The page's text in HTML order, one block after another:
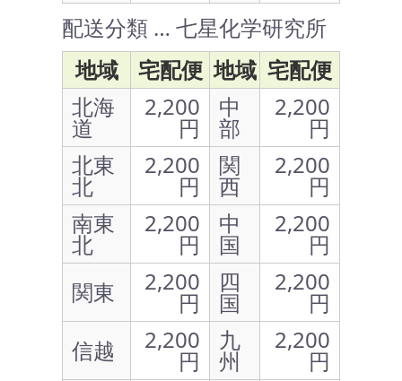
配送分類 … 七星化学研究所
地域
宅配便 地域 宅配便
北海
道
2,200
円
中
部
2,200
円
北東
北
2,200
円
関
西
2,200
円
南東
北
2,200
円
中
国
2,200
円
関東
2,200
円
四
国
2,200
円
信越
2,200
円
九
州
2,200
円